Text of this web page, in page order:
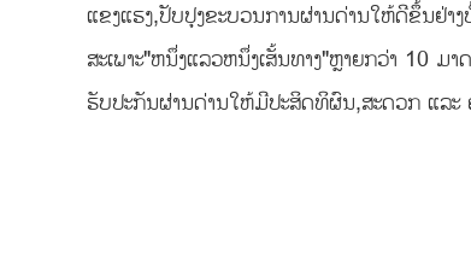
ແຂງແຮງ,ປັບປຸງຂະບວນການຜ່ານດ່ານໃຫ້ດີຂຶ້ນຢ່າງ
ສະເພາະ"ຫນຶ່ງແລວຫນຶ່ງເສັ້ນທາງ"ຫຼາຍກວ່າ 10 ມ
ຮັບປະກັນຜ່ານດ່ານໃຫ້ມີປະສິດທິຜົນ,ສະດວກ ແລ